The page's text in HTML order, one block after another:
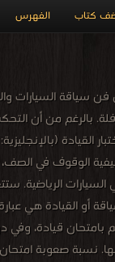
الفهرس كتاب
سياقة السيارات
بالرغم من أن
الوقوف في
الرياضية.
أو القيادة هي
بامتحان قيادة،
نسبة صعوبة